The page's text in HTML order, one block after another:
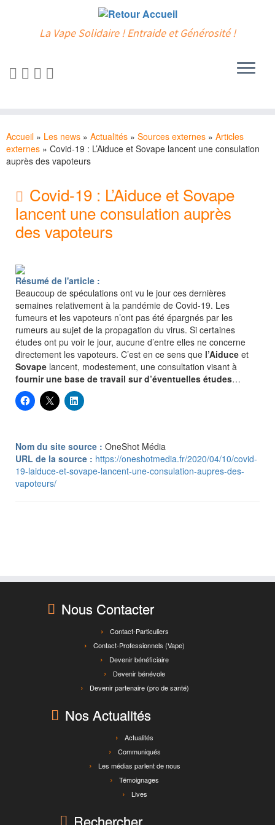
au
contenu
La Vape Solidaire ! Entraide et Générosité !
Accueil » Les news » Actualités » Sources externes » Articles
externes » Covid-19 : L’Aiduce et Sovape lancent une consulation
auprès des vapoteurs
Covid-19 : L’Aiduce et Sovape
lancent une consulation auprès
des vapoteurs
Résumé de l'article :
Beaucoup de spéculations ont vu le jour ces dernières
semaines relativement à la pandémie de Covid-19. Les
fumeurs et les vapoteurs n’ont pas été épargnés par les
rumeurs au sujet de la propagation du virus. Si certaines
études ont pu voir le jour, aucune d’entre elles ne concerne
directement les vapoteurs. C’est en ce sens que l’Aiduce et
Sovape lancent, modestement, une consultation visant à
fournir une base de travail sur d’éventuelles études…
Nom du site source : OneShot Média
URL de la source : https://oneshotmedia.fr/2020/04/10/covid-
19-laiduce-et-sovape-lancent-une-consulation-aupres-des-
vapoteurs/
Nous Contacter
Contact-Particuliers
Contact-Professionnels (Vape)
Devenir bénéficiaire
Devenir bénévole
Devenir partenaire (pro de santé)
Nos Actualités
Actualités
Communiqués
Les médias parlent de nous
Témoignages
Lives
Rechercher